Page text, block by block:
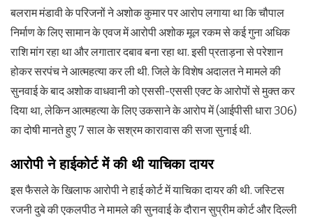
बलराम मंडावी के परिजनों ने अशोक कुमार पर आरोप लगाया था कि चौपाल
निर्माण के लिए सामान के एवज में आरोपी अशोक मूल रकम से कई गुना अधिक
राशि मांग रहा था और लगातार दबाव बना रहा था. इसी प्रताड़ना से परेशान
होकर सरपंच ने आत्महत्या कर ली थी. जिले के विशेष अदालत ने मामले की
सुनवाई के बाद अशोक वाधवानी को एससी-एससी एक्ट के आरोपों से मुक्त कर
दिया था, लेकिन आत्महत्या के लिए उकसाने के आरोप में (आईपीसी धारा 306)
का दोषी मानते हुए 7 साल के सश्रम कारावास की सजा सुनाई थी.
आरोपी ने हाईकोर्ट में की थी याचिका दायर
इस फैसले के खिलाफ आरोपी ने हाई कोर्ट में याचिका दायर की थी. जस्टिस
रजनी दुबे की एकलपीठ ने मामले की सुनवाई के दौरान सुप्रीम कोर्ट और दिल्ली